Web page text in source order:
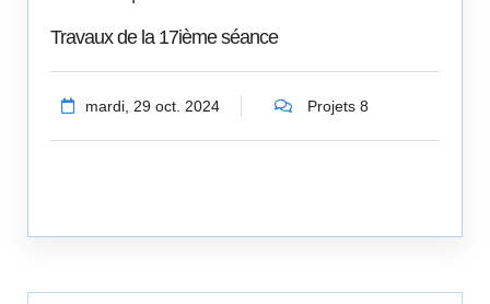
Travaux de la 17ième séance
mardi, 29 oct. 2024 Projets 8